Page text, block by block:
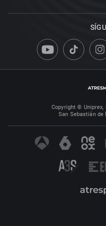
Copyright © Uniprex,
San Sebastián de